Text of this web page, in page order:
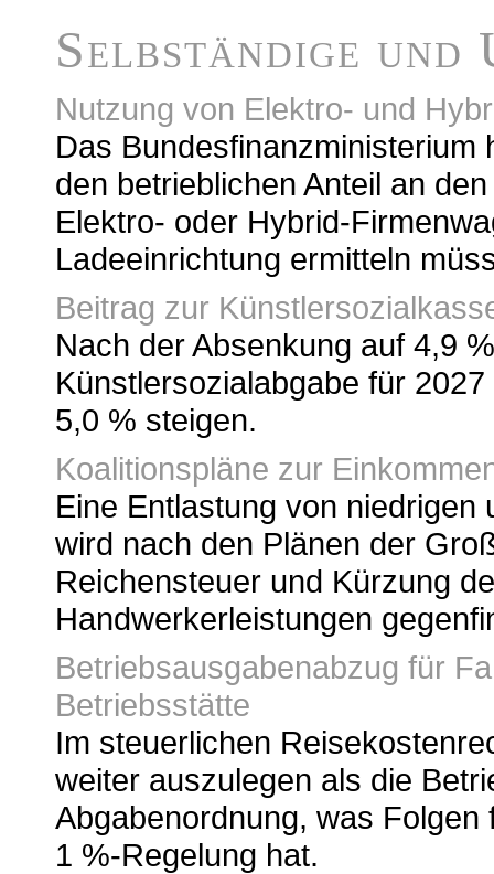
Selbständige und
Nutzung von Elektro- und
Das Bundesfinanzministerium
den betrieblichen Anteil an
Elektro- oder Hybrid-
Ladeeinrichtung ermitteln
Beitrag zur
Nach der Absenkung auf 4,9
Künstlersozialabgabe für
5,0 % steigen.
Koalitionspläne zur
Eine Entlastung von
wird nach den Plänen der
Reichensteuer und Kürzung
Handwerkerleistungen
Betriebsausgabenabzug für
Betriebsstätte
Im steuerlichen
weiter auszulegen als die
Abgabenordnung, was
1 %-Regelung hat.